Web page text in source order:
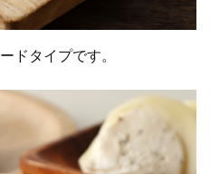
ドタイプです。